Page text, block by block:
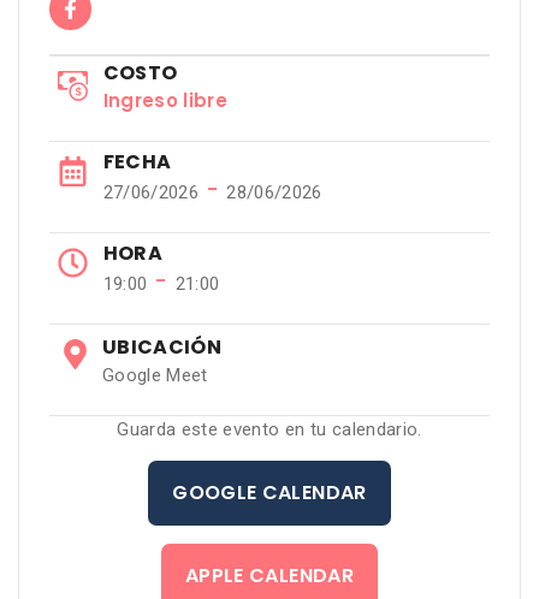
COSTO
Ingreso libre
FECHA
27/06/2026 − 28/06/2026
HORA
19:00 − 21:00
UBICACIÓN
Google Meet
Guarda este evento en tu calendario.
GOOGLE CALENDAR
APPLE CALENDAR